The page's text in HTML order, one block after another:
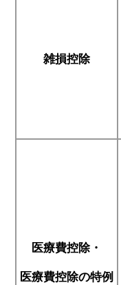
雑損控除
医療費控除・
医療費控除の特例